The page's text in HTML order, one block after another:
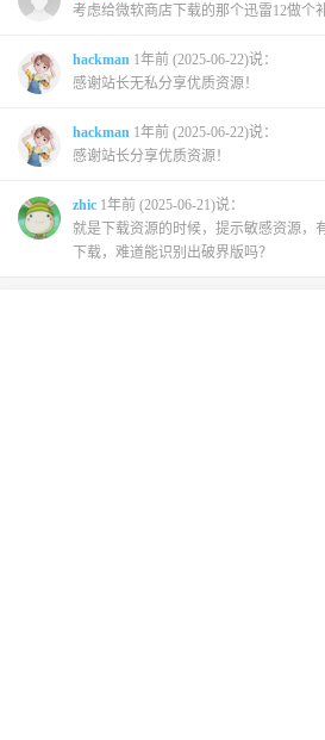
考虑给微软商店下载的那个迅雷12做个
hackman 1年前 (2025-06-22)说：
感谢站长无私分享优质资源！
hackman 1年前 (2025-06-22)说：
感谢站长分享优质资源！
zhic 1年前 (2025-06-21)说：
就是下载资源的时候，提示敏感资源，
下载，难道能识别出破界版吗？